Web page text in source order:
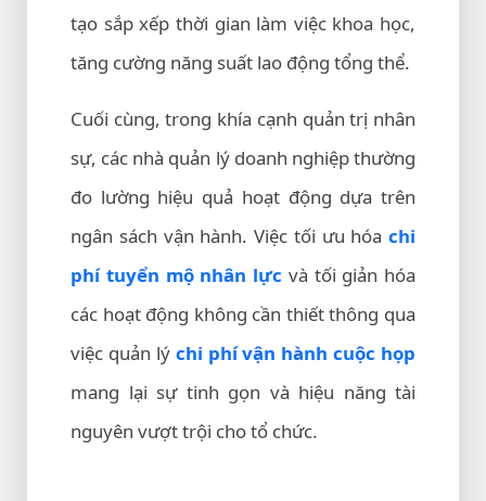
tạo sắp xếp thời gian làm việc khoa học,
tăng cường năng suất lao động tổng thể.
Cuối cùng, trong khía cạnh quản trị nhân
sự, các nhà quản lý doanh nghiệp thường
đo lường hiệu quả hoạt động dựa trên
ngân sách vận hành. Việc tối ưu hóa chi
phí tuyển mộ nhân lực và tối giản hóa
các hoạt động không cần thiết thông qua
việc quản lý chi phí vận hành cuộc họp
mang lại sự tinh gọn và hiệu năng tài
nguyên vượt trội cho tổ chức.